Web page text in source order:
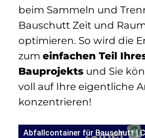
beim Sammeln und
Bauschutt Zeit und
optimieren. So wird die
zum einfachen Teil
Bauprojekts und Sie
voll auf Ihre eigentliche
konzentrieren!
Abfallcontainer für Bauschutt |